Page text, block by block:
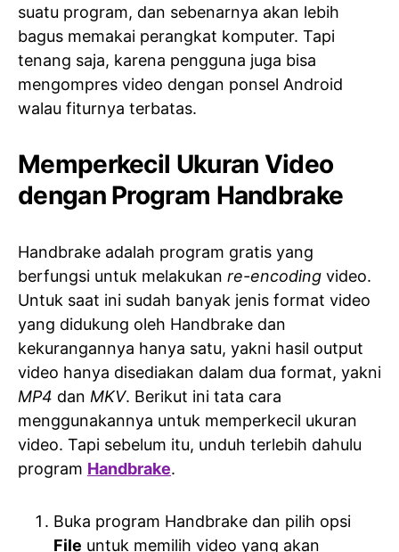
suatu program, dan sebenarnya akan lebih
bagus memakai perangkat komputer. Tapi
tenang saja, karena pengguna juga bisa
mengompres video dengan ponsel Android
walau fiturnya terbatas.
Memperkecil Ukuran Video
dengan Program Handbrake
Handbrake adalah program gratis yang
berfungsi untuk melakukan re-encoding video.
Untuk saat ini sudah banyak jenis format video
yang didukung oleh Handbrake dan
kekurangannya hanya satu, yakni hasil output
video hanya disediakan dalam dua format, yakni
MP4 dan MKV. Berikut ini tata cara
menggunakannya untuk memperkecil ukuran
video. Tapi sebelum itu, unduh terlebih dahulu
program Handbrake.
Buka program Handbrake dan pilih opsi
File untuk memilih video yang akan